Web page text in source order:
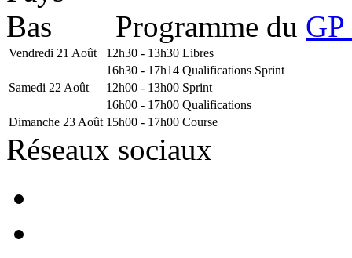
Programme du
Vendredi 21 Août 12h30 - 13h30 Libres
16h30 - 17h14 Qualifications Sprint
Samedi 22 Août
12h00 - 13h00 Sprint
16h00 - 17h00 Qualifications
Dimanche 23 Août 15h00 - 17h00 Course
Réseaux sociaux